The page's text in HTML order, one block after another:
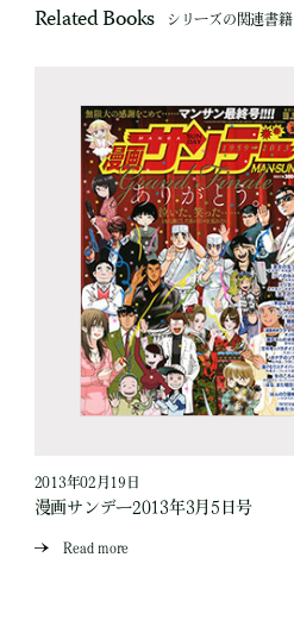
Related Books シリーズの関連書籍
2013年02月19日
漫画サンデー2013年3月5日号
Read more